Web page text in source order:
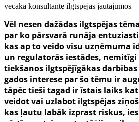
vecākā konsultante ilgtspējas jautājumos
Vēl nesen dažādas ilgtspējas
par ko pārsvarā runāja
kas ap to veido visu uzņēmuma
un regulatorās iestādes,
tiekšanos ilgtspējīgākas
gados interese par šo tēmu ir
tāpēc tieši tagad ir īstais laiks
veidot vai uzlabot ilgtspējas
kas ļautu labāk izprast riskus,